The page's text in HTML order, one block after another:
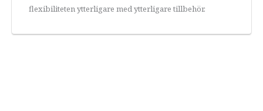
flexibiliteten ytterligare med ytterligare tillbehör.